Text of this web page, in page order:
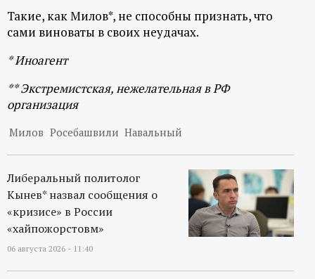
Такие, как Милов*, не способны признать, что
сами виноваты в своих неудачах.
* Иноагент
** Экстремистская, нежелательная в РФ
организация
Милов Росебашвили Навальный
Либеральный политолог
Кынев* назвал сообщения о
«кризисе» в России
«хайпожорстовм»
06 августа 2026 - 11:40